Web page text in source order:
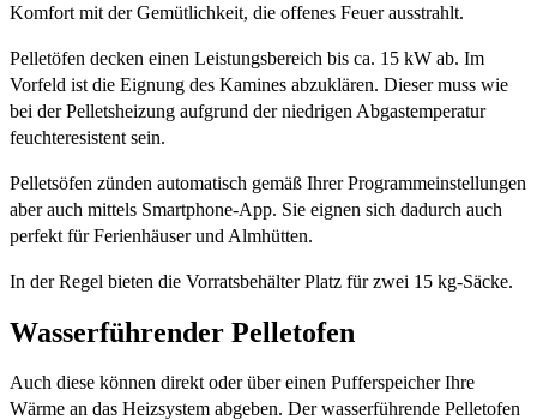
Komfort mit der Gemütlichkeit, die offenes Feuer ausstrahlt.
Pelletöfen decken einen Leistungsbereich bis ca. 15 kW ab. Im
Vorfeld ist die Eignung des Kamines abzuklären. Dieser muss wie
bei der Pelletsheizung aufgrund der niedrigen Abgastemperatur
feuchteresistent sein.
Pelletsöfen zünden automatisch gemäß Ihrer Programmeinstellungen
aber auch mittels Smartphone-App. Sie eignen sich dadurch auch
perfekt für Ferienhäuser und Almhütten.
In der Regel bieten die Vorratsbehälter Platz für zwei 15 kg-Säcke.
Wasserführender Pelletofen
Auch diese können direkt oder über einen Pufferspeicher Ihre
Wärme an das Heizsystem abgeben. Der wasserführende Pelletofen